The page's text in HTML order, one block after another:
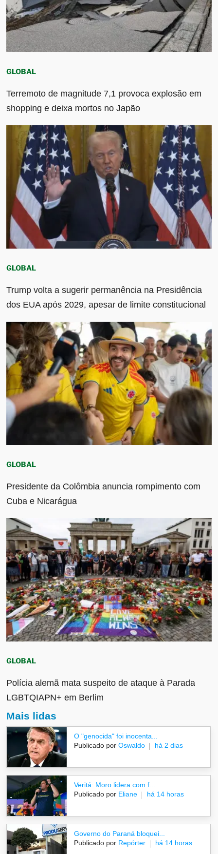
GLOBAL
Terremoto de magnitude 7,1 provoca explosão em
shopping e deixa mortos no Japão
GLOBAL
Trump volta a sugerir permanência na Presidência
dos EUA após 2029, apesar de limite constitucional
GLOBAL
Presidente da Colômbia anuncia rompimento com
Cuba e Nicarágua
GLOBAL
Polícia alemã mata suspeito de ataque à Parada
LGBTQIAPN+ em Berlim
Mais lidas
O "genocida" foi inocenta...
Publicado por Oswaldo há 2 dias
Veritá: Moro lidera com f...
Publicado por Eliane há 14 horas
Governo do Paraná bloquei...
Publicado por Repórter há 14 horas